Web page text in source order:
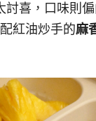
討喜，口味則
紅油炒手的麻